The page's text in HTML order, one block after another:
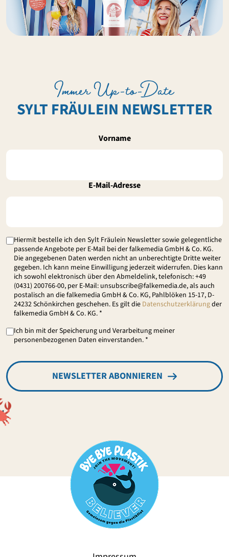
Immer Up-to-Date
SYLT FRÄULEIN NEWSLETTER
Vorname
E-Mail-Adresse
Hiermit bestelle ich den Sylt Fräulein Newsletter sowie gelegentliche
passende Angebote per E-Mail bei der falkemedia GmbH & Co. KG.
Die angegebenen Daten werden nicht an unberechtigte Dritte weiter
gegeben. Ich kann meine Einwilligung jederzeit widerrufen. Dies kann
ich sowohl elektronisch über den Abmeldelink, telefonisch: +49
(0431) 200766-00, per E-Mail: unsubscribe@falkemedia.de, als auch
postalisch an die falkemedia GmbH & Co. KG, Pahlblöken 15-17, D-
24232 Schönkirchen geschehen. Es gilt die Datenschutzerklärungder
falkemedia GmbH & Co. KG. *
Ich bin mit der Speicherung und Verarbeitung meiner
personenbezogenen Daten einverstanden. *
NEWSLETTER ABONNIEREN